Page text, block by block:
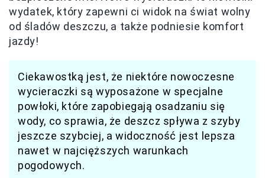
wydatek, który zapewni ci widok na świat wolny
od śladów deszczu, a także podniesie komfort
jazdy!
Ciekawostką jest, że niektóre nowoczesne
wycieraczki są wyposażone w specjalne
powłoki, które zapobiegają osadzaniu się
wody, co sprawia, że deszcz spływa z szyby
jeszcze szybciej, a widoczność jest lepsza
nawet w najcięższych warunkach
pogodowych.